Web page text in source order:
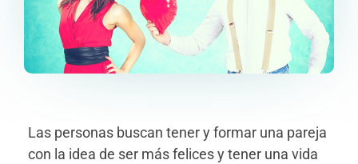
Las personas buscan tener y formar una pareja
con la idea de ser más felices y tener una vida